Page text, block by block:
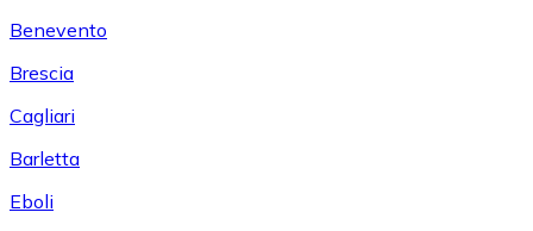
Benevento
Brescia
Cagliari
Barletta
Eboli